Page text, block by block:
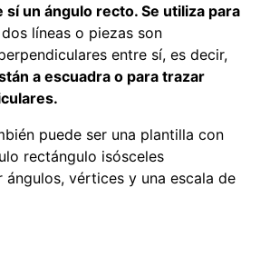
un ángulo recto. Se utiliza para
líneas o piezas son
entre sí, es decir,
a escuadra o para trazar
puede ser una plantilla con
rectángulo isósceles
vértices y una escala de